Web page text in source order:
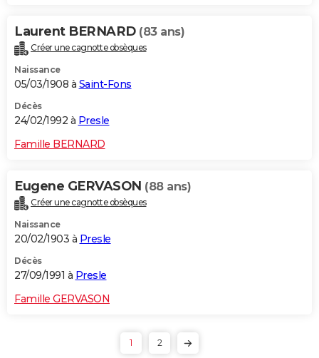
Laurent BERNARD (83 ans)
Créer une cagnotte obsèques
Naissance
05/03/1908 à Saint-Fons
Décès
24/02/1992 à Presle
Famille BERNARD
Eugene GERVASON (88 ans)
Créer une cagnotte obsèques
Naissance
20/02/1903 à Presle
Décès
27/09/1991 à Presle
Famille GERVASON
1 2